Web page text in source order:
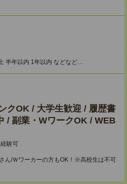
半年以内 1年以内 などなど…
クOK / 大学生歓迎 / 履歴書
/ 副業・WワークOK / WEB
験可
ん/Ｗワーカーの方もOK！※高校生は不可